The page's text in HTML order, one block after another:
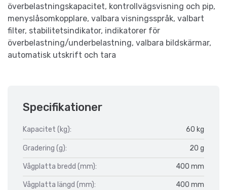
överbelastningskapacitet, kontrollvägsvisning och pip,
menyslåsomkopplare, valbara visningsspråk, valbart
filter, stabilitetsindikator, indikatorer för
överbelastning/underbelastning, valbara bildskärmar,
automatisk utskrift och tara
Specifikationer
Kapacitet (kg): 60 kg
Gradering (g): 20 g
Vågplatta bredd (mm): 400 mm
Vågplatta längd (mm): 400 mm